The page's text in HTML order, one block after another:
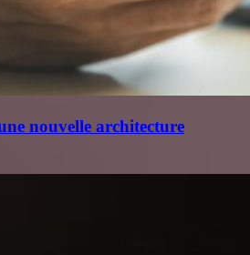
nouvelle architecture